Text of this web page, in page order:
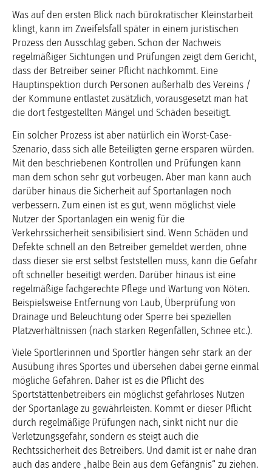
Was auf den ersten Blick nach bürokratischer Kleinstarbeit
klingt, kann im Zweifelsfall später in einem juristischen
Prozess den Ausschlag geben. Schon der Nachweis
regelmäßiger Sichtungen und Prüfungen zeigt dem Gericht,
dass der Betreiber seiner Pflicht nachkommt. Eine
Hauptinspektion durch Personen außerhalb des Vereins /
der Kommune entlastet zusätzlich, vorausgesetzt man hat
die dort festgestellten Mängel und Schäden beseitigt.
Ein solcher Prozess ist aber natürlich ein Worst-Case-
Szenario, dass sich alle Beteiligten gerne ersparen würden.
Mit den beschriebenen Kontrollen und Prüfungen kann
man dem schon sehr gut vorbeugen. Aber man kann auch
darüber hinaus die Sicherheit auf Sportanlagen noch
verbessern. Zum einen ist es gut, wenn möglichst viele
Nutzer der Sportanlagen ein wenig für die
Verkehrssicherheit sensibilisiert sind. Wenn Schäden und
Defekte schnell an den Betreiber gemeldet werden, ohne
dass dieser sie erst selbst feststellen muss, kann die Gefahr
oft schneller beseitigt werden. Darüber hinaus ist eine
regelmäßige fachgerechte Pflege und Wartung von Nöten.
Beispielsweise Entfernung von Laub, Überprüfung von
Drainage und Beleuchtung oder Sperre bei speziellen
Platzverhältnissen (nach starken Regenfällen, Schnee etc.).
Viele Sportlerinnen und Sportler hängen sehr stark an der
Ausübung ihres Sportes und übersehen dabei gerne einmal
mögliche Gefahren. Daher ist es die Pflicht des
Sportstättenbetreibers ein möglichst gefahrloses Nutzen
der Sportanlage zu gewährleisten. Kommt er dieser Pflicht
durch regelmäßige Prüfungen nach, sinkt nicht nur die
Verletzungsgefahr, sondern es steigt auch die
Rechtssicherheit des Betreibers. Und damit ist er nahe dran
auch das andere „halbe Bein aus dem Gefängnis“ zu ziehen.